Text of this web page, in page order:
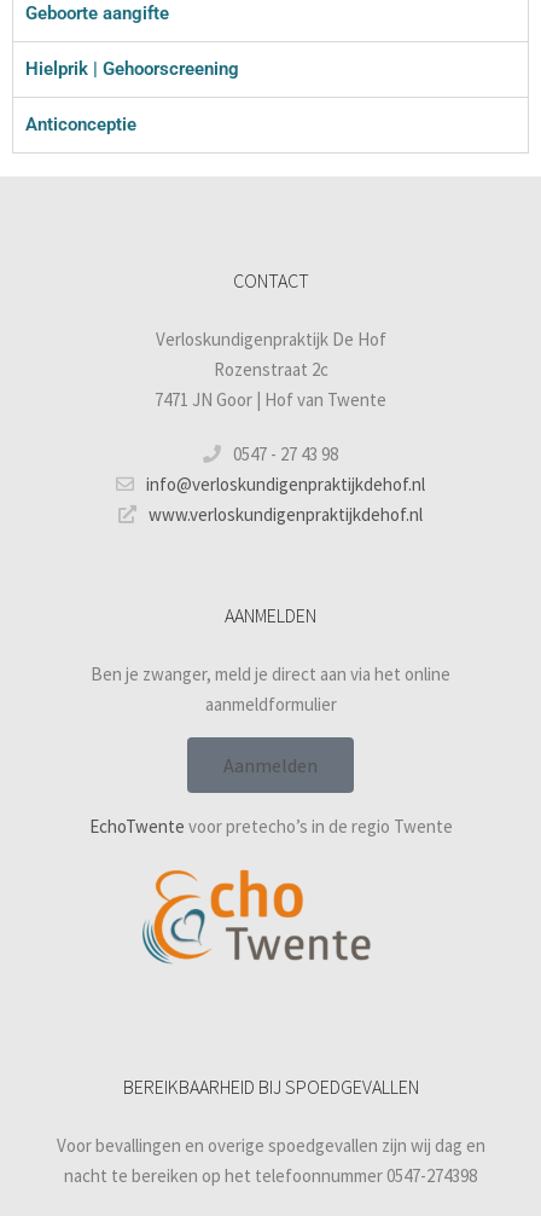
Geboorte aangifte
Hielprik | Gehoorscreening
Anticonceptie
CONTACT
Verloskundigenpraktijk De Hof
Rozenstraat 2c
7471 JN Goor | Hof van Twente
0547 - 27 43 98
info@verloskundigenpraktijkdehof.nl
www.verloskundigenpraktijkdehof.nl
AANMELDEN
Ben je zwanger, meld je direct aan via het online
aanmeldformulier
Aanmelden
EchoTwente voor pretecho’s in de regio Twente
BEREIKBAARHEID BIJ SPOEDGEVALLEN
Voor bevallingen en overige spoedgevallen zijn wij dag en
nacht te bereiken op het telefoonnummer 0547-274398